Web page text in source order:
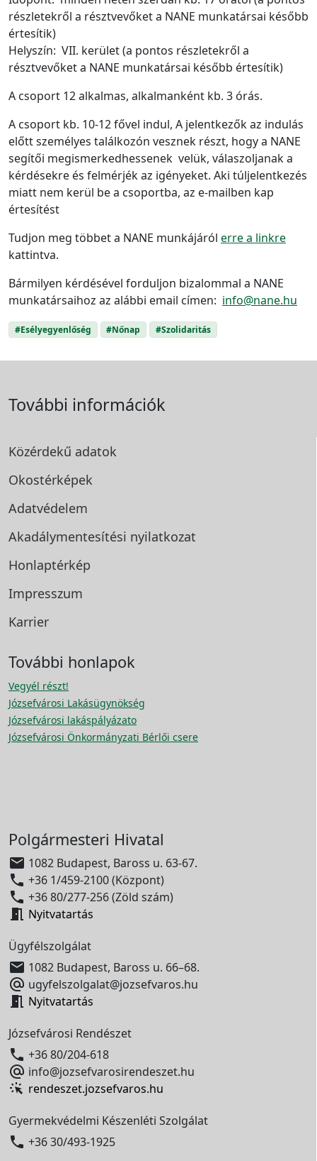
részletekről a résztvevőket a NANE munkatársai később
értesítik)
Helyszín: VII. kerület (a pontos részletekről a
résztvevőket a NANE munkatársai később értesítik)
A csoport 12 alkalmas, alkalmanként kb. 3 órás.
A csoport kb. 10-12 fővel indul, A jelentkezők az indulás
előtt személyes találkozón vesznek részt, hogy a NANE
segítői megismerkedhessenek velük, válaszoljanak a
kérdésekre és felmérjék az igényeket. Aki túljelentkezés
miatt nem kerül be a csoportba, az e-mailben kap
értesítést
Tudjon meg többet a NANE munkájáról erre a linkre
kattintva.
Bármilyen kérdésével forduljon bizalommal a NANE
munkatársaihoz az alábbi email címen: info@nane.hu
#Esélyegyenlőség #Nőnap #Szolidaritás
További információk
Közérdekű adatok
Okostérképek
Adatvédelem
Akadálymentesítési nyilatkozat
Honlaptérkép
Impresszum
Karrier
További honlapok
Vegyél részt!
Józsefvárosi Lakásügynökség
Józsefvárosi lakáspályázato
Józsefvárosi Önkormányzati Bérlői csere
Polgármesteri Hivatal
 1082 Budapest, Baross u. 63-67.
 +36 1/459-2100 (Központ)
 +36 80/277-256 (Zöld szám)
 Nyitvatartás
Ügyfélszolgálat
 1082 Budapest, Baross u. 66–68.
 ugyfelszolgalat@jozsefvaros.hu
 Nyitvatartás
Józsefvárosi Rendészet
 +36 80/204-618
 info@jozsefvarosirendeszet.hu
rendeszet.jozsefvaros.hu
Gyermekvédelmi Készenléti Szolgálat
 +36 30/493-1925